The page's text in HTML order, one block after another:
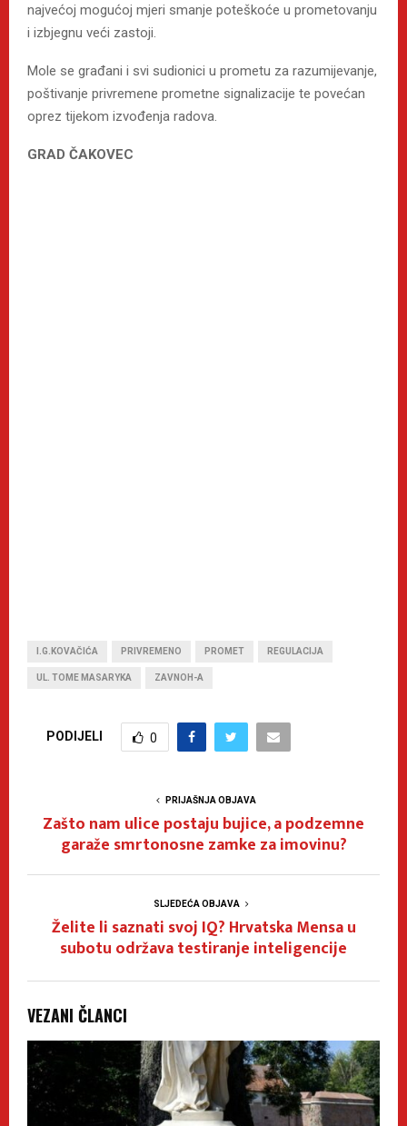
najvećoj mogućoj mjeri smanje poteškoće u prometovanju
i izbjegnu veći zastoji.
Mole se građani i svi sudionici u prometu za razumijevanje,
poštivanje privremene prometne signalizacije te povećan
oprez tijekom izvođenja radova.
GRAD ČAKOVEC
I.G.KOVAČIĆA PRIVREMENO PROMET REGULACIJA
UL. TOME MASARYKA ZAVNOH-A
PODIJELI 0
PRIJAŠNJA OBJAVA
Zašto nam ulice postaju bujice, a podzemne
garaže smrtonosne zamke za imovinu?
SLJEDEĆA OBJAVA
Želite li saznati svoj IQ? Hrvatska Mensa u
subotu održava testiranje inteligencije
VEZANI ČLANCI